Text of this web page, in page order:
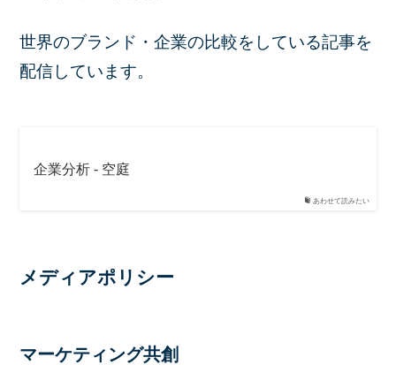
世界のブランド・企業の比較をしている記事を
配信しています。
あわせて読みたい
企業分析 - 空庭
メディアポリシー
マーケティング共創